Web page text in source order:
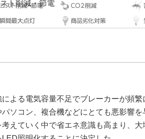
よる電気容量不足でブレーカーが頻
ソコン、複合機などにとても悪影響
えていく中で省エネ意識も高まり、